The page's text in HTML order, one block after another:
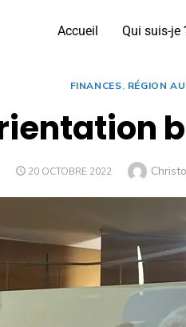
Accueil Qui suis-je
FINANCES, RÉGION
20 OCTOBRE 2022